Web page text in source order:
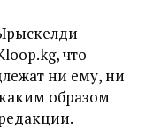
что
ни ему, ни
образом